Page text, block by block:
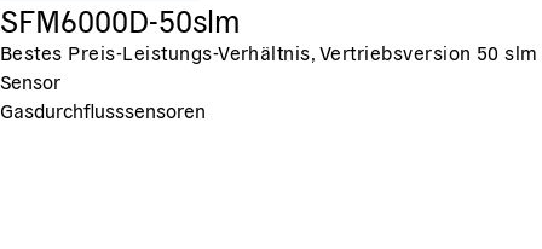
SFM6000D-50slm
Bestes Preis-Leistungs-Verhältnis, Vertriebsversion 50 slm
Sensor
Gasdurchflusssensoren